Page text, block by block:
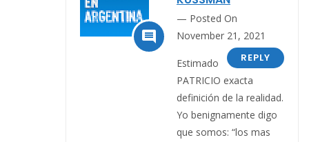

Posted On
November 21, 2021
REPLY
Estimado
PATRICIO exacta
definición de la realidad.
Yo benignamente digo
que somos: “los mas